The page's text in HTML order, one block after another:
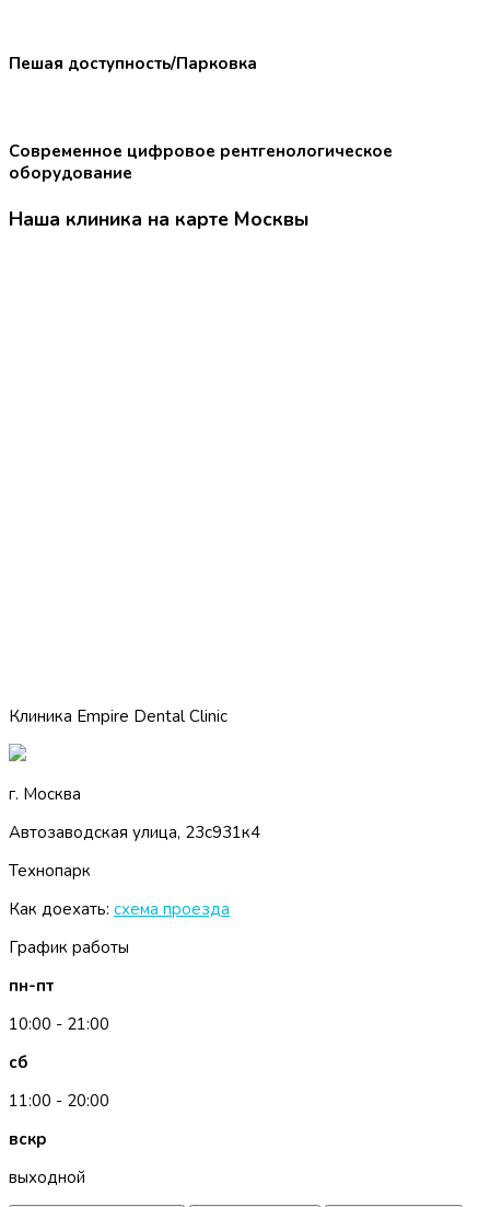
Пешая доступность/Парковка
Современное цифровое рентгенологическое
оборудование
Наша клиника на карте Москвы
Клиника Empire Dental Clinic
г. Москва
Автозаводская улица, 23с931к4
Технопарк
Как доехать: схема проезда
График работы
пн-пт
10:00 - 21:00
сб
11:00 - 20:00
вскр
выходной